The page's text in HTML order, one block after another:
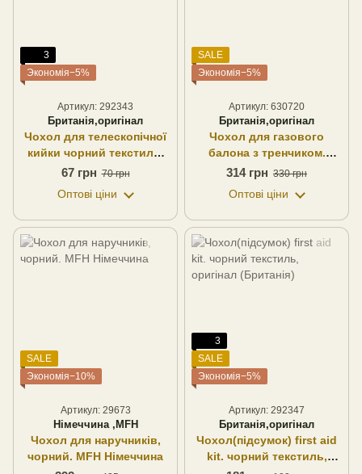
3
Экономія−5%
Артикул: 292343
Британія,оригінал
Чохол для телескопічної
кийки чорний текстиль,
оригінал (Британія)
67 грн 70 грн
Оптові ціни
SALE
Экономія−5%
Артикул: 630720
Британія,оригінал
Чохол для газового
балона з тренчиком.
чорний пластик, оригінал
314 грн 330 грн
Оптові ціни
SALE
Экономія−10%
Артикул: 29673
Німеччина ,MFH
Чохол для наручників,
чорний. MFH Німеччина
3
SALE
Экономія−5%
Артикул: 292347
Британія,оригінал
Чохол(підсумок) first aid
kit. чорний текстиль,